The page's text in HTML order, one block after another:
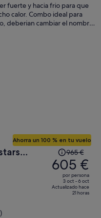
persona
fuerte y hacia frio para que
calor. Combo ideal para
deberian cambiar el nombre
Ahorra un 100 % en tu vuelo
precio
era
965 €,
965 €
605 €
por persona
3 oct - 6 oct
Actualizado hace
21 horas